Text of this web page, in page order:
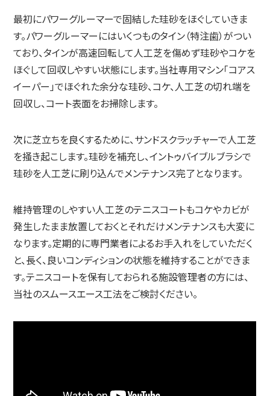
最初にパワーグルーマーで固結した珪砂をほぐしていきま
す。パワーグルーマーにはいくつものタイン（特注歯）がつい
ており、タインが高速回転して人工芝を傷めず珪砂やコケを
ほぐして回収しやすい状態にします。当社専用マシン「コアス
イーパー」でほぐれた余分な珪砂、コケ、人工芝の切れ端を
回収し、コート表面をお掃除します。
次に芝立ちを良くするために、サンドスクラッチャーで人工芝
を掻き起こします。珪砂を補充し、イントゥバイブルブラシで
珪砂を人工芝に刷り込んでメンテナンス完了となります。
維持管理のしやすい人工芝のテニスコートもコケやカビが
発生したまま放置しておくとそれだけメンテナンスも大変に
なります。定期的に専門業者によるお手入れをしていただく
と、長く、良いコンディションの状態を維持することができま
す。テニスコートを保有しておられる施設管理者の方には、
当社のスムースエース工法をご検討ください。